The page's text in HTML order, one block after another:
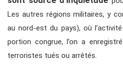
Les autres régions militaires, y
au nord-est du pays), où
portion congrue, l’on a
terroristes tués ou arrêtés.